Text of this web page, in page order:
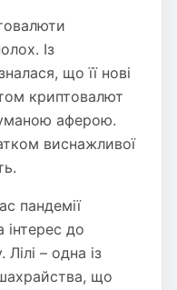
Із
що її нові
криптовалют
аферою.
виснажливої
пандемії
інтерес до
– одна із
що